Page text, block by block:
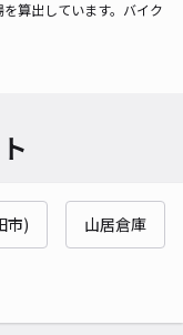
算出しています。バイク
市) 山居倉庫